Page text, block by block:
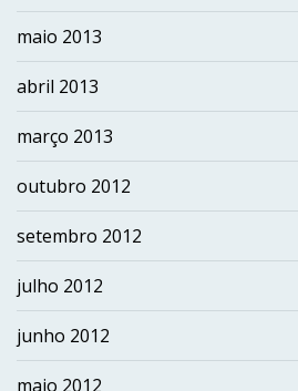
maio 2013
abril 2013
março 2013
outubro 2012
setembro 2012
julho 2012
junho 2012
maio 2012